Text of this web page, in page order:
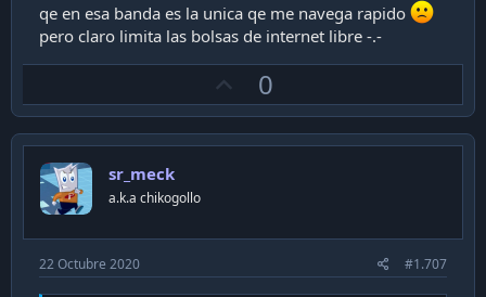
qe en esa banda es la unica qe me navega rapido
pero claro limita las bolsas de internet libre -.-
p
v
0
sr_meck
a.k.a chikogollo
22 Octubre 2020 #1.707